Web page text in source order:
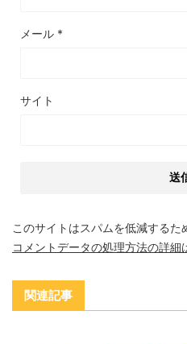
メール *
サイト
このサイトはスパムを低減するた
コメントデータの処理方法の詳
関連記事